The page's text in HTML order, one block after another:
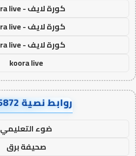
كورة لايف - koora live
كورة لايف - koora live
كورة لايف - koora live
koora live
روابط نصية AA35872
ضوء التعليمي
صحيفة برق